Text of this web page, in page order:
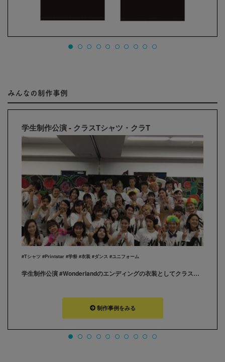
みんなの制作事例
学生制作公演 - クラスTシャツ・クラT
#Tシャツ #Printstar #学祭 #衣装 #ダンス #ユニフォーム
学生制作公演 #Wonderlandのエンディングの衣装としてクラス全員でTシャツを着用させていただきました。 既にダンスレッスンや私服としてみんな普段から着用させていただいております。 素敵なTシャツをプリントして頂きありがとうございました。
制作事例をみる